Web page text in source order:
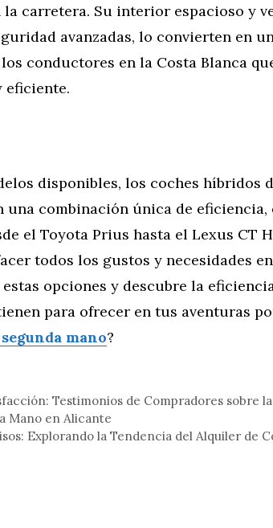
carretera. Su interior espacioso y
avanzadas, lo convierten en
conductores en la Costa Blanca
eficiente.
disponibles, los coches híbridos
una combinación única de
el Toyota Prius hasta el Lexus CT
todos los gustos y necesidades
estas opciones y descubre la
para ofrecer en tus aventuras
mano?
Testimonios de Compradores sobre
Mano en Alicante
Explorando la Tendencia del Alquiler de